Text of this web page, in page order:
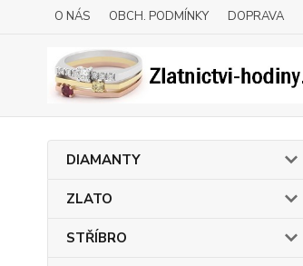
O NÁS OBCH. PODMÍNKY DOPRAVA
DIAMANTY
ZLATO
STŘÍBRO